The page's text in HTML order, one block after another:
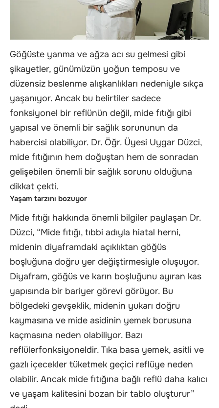
Göğüste yanma ve ağza acı su gelmesi gibi
şikayetler, günümüzün yoğun temposu ve
düzensiz beslenme alışkanlıkları nedeniyle sıkça
yaşanıyor. Ancak bu belirtiler sadece
fonksiyonel bir reflünün değil, mide fıtığı gibi
yapısal ve önemli bir sağlık sorununun da
habercisi olabiliyor. Dr. Öğr. Üyesi Uygar Düzci,
mide fıtığının hem doğuştan hem de sonradan
gelişebilen önemli bir sağlık sorunu olduğuna
dikkat çekti.
Yaşam tarzını bozuyor
Mide fıtığı hakkında önemli bilgiler paylaşan Dr.
Düzci, “Mide fıtığı, tıbbi adıyla hiatal herni,
midenin diyaframdaki açıklıktan göğüs
boşluğuna doğru yer değiştirmesiyle oluşuyor.
Diyafram, göğüs ve karın boşluğunu ayıran kas
yapısında bir bariyer görevi görüyor. Bu
bölgedeki gevşeklik, midenin yukarı doğru
kaymasına ve mide asidinin yemek borusuna
kaçmasına neden olabiliyor. Bazı
reflülerfonksiyoneldir. Tıka basa yemek, asitli ve
gazlı içecekler tüketmek geçici reflüye neden
olabilir. Ancak mide fıtığına bağlı reflü daha kalıcı
ve yaşam kalitesini bozan bir tablo oluşturur”